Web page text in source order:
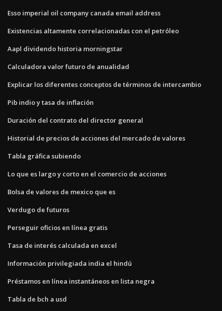
Esso imperial oil company canada email address
Existencias altamente correlacionadas con el petróleo
Aapl dividendo historia morningstar
Calculadora valor futuro de anualidad
Explicar los diferentes conceptos de términos de intercambio
Pib indio y tasa de inflación
Duración del contrato del director general
Historial de precios de acciones del mercado de valores
Tabla gráfica subiendo
Lo que es largo y corto en el comercio de acciones
Bolsa de valores de mexico que es
Verdugo de futuros
Perseguir oficios en línea gratis
Tasa de interés calculada en excel
Información privilegiada india el hindú
Préstamos en línea instantáneos en lista negra
Tabla de bch a usd